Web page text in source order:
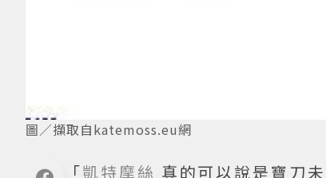
圖／擷取自katemoss.eu網
「凱特摩絲 真的可以說是寶刀